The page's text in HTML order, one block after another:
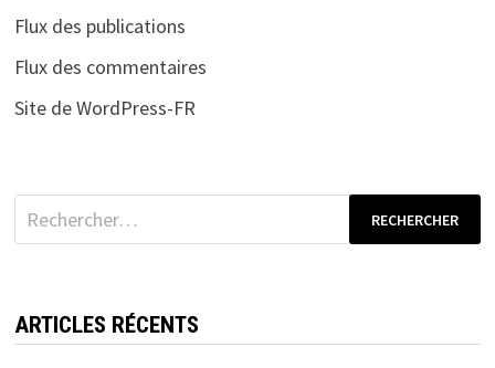
Flux des publications
Flux des commentaires
Site de WordPress-FR
Rechercher :
ARTICLES RÉCENTS